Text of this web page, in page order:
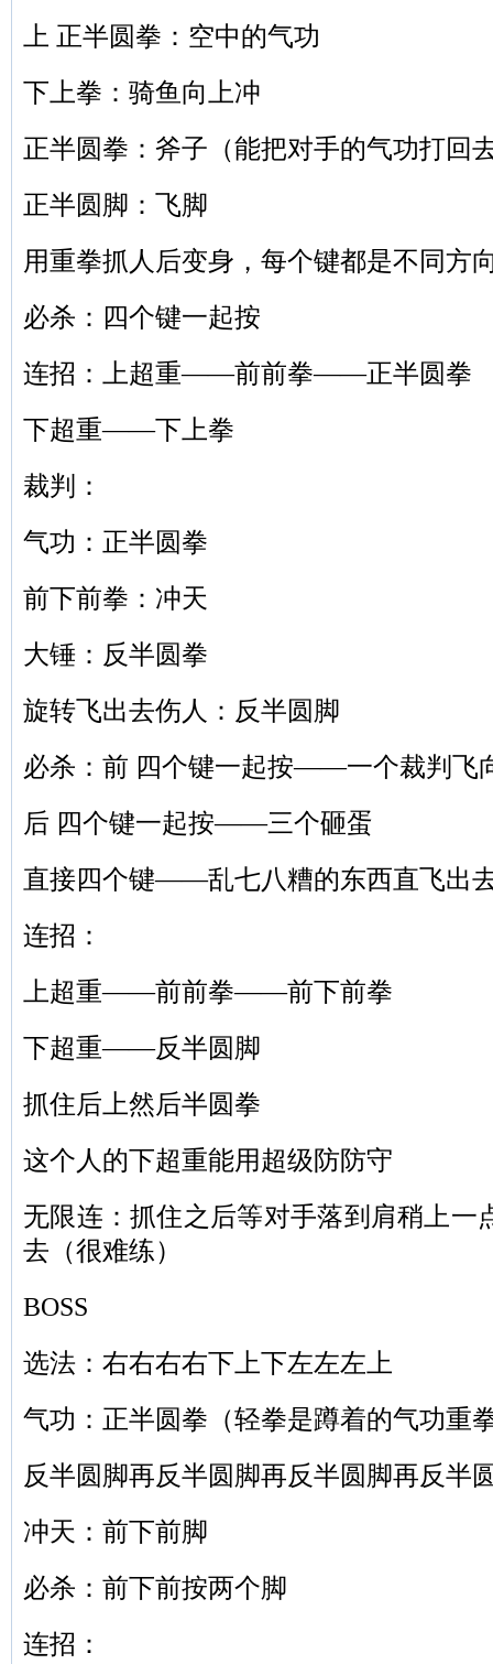
上 正半圆拳：空中的气功
下上拳：骑鱼向上冲
正半圆拳：斧子（能把对手的气功打回
正半圆脚：飞脚
用重拳抓人后变身，每个键都是不同方
必杀：四个键一起按
连招：上超重——前前拳——正半圆拳
下超重——下上拳
裁判：
气功：正半圆拳
前下前拳：冲天
大锤：反半圆拳
旋转飞出去伤人：反半圆脚
必杀：前 四个键一起按——一个裁判飞
后 四个键一起按——三个砸蛋
直接四个键——乱七八糟的东西直飞出
连招：
上超重——前前拳——前下前拳
下超重——反半圆脚
抓住后上然后半圆拳
这个人的下超重能用超级防防守
无限连：抓住之后等对手落到肩稍上一
去（很难练）
BOSS
选法：右右右右下上下左左左上
气功：正半圆拳（轻拳是蹲着的气功重
反半圆脚再反半圆脚再反半圆脚再反半
冲天：前下前脚
必杀：前下前按两个脚
连招：